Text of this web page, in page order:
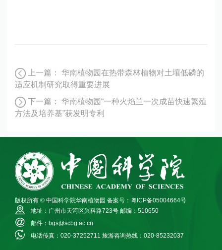
上一篇：
华南植物园在热带森林植物对土壤低磷的
适应机制研究取得重要进展
下一篇：
华南植物园“一种火焰兰一次成苗快速繁殖
方法及培养基”获发明专利
版权所有 © 中国科学院华南植物园 备案号：粤ICP备05004664号
地址：广州市天河区兴科路723号 邮编：510650
邮件：bgs@scbg.ac.cn
电话传真：020-37252711 旅游咨询热线：020-85232037